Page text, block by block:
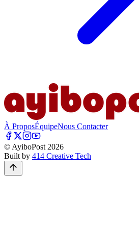
À ProposÉquipeNous Contacter
© AyiboPost 2026
Built by 414 Creative Tech